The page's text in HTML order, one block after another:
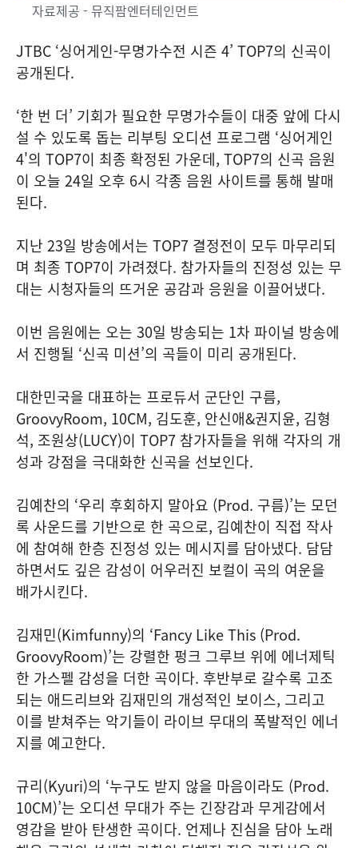
자료제공 - 뮤직팜엔터테인먼트
JTBC ‘싱어게인-무명가수전 시즌 4’ TOP7의 신곡이
공개된다.
‘한 번 더’ 기회가 필요한 무명가수들이 대중 앞에 다시
설 수 있도록 돕는 리부팅 오디션 프로그램 ‘싱어게인
4'의 TOP7이 최종 확정된 가운데, TOP7의 신곡 음원
이 오늘 24일 오후 6시 각종 음원 사이트를 통해 발매
된다.
지난 23일 방송에서는 TOP7 결정전이 모두 마무리되
며 최종 TOP7이 가려졌다. 참가자들의 진정성 있는 무
대는 시청자들의 뜨거운 공감과 응원을 이끌어냈다.
이번 음원에는 오는 30일 방송되는 1차 파이널 방송에
서 진행될 ‘신곡 미션’의 곡들이 미리 공개된다.
대한민국을 대표하는 프로듀서 군단인 구름,
GroovyRoom, 10CM, 김도훈, 안신애&권지윤, 김형
석, 조원상(LUCY)이 TOP7 참가자들을 위해 각자의 개
성과 강점을 극대화한 신곡을 선보인다.
김예찬의 ‘우리 후회하지 말아요 (Prod. 구름)’는 모던
록 사운드를 기반으로 한 곡으로, 김예찬이 직접 작사
에 참여해 한층 진정성 있는 메시지를 담아냈다. 담담
하면서도 깊은 감성이 어우러진 보컬이 곡의 여운을
배가시킨다.
김재민(Kimfunny)의 ‘Fancy Like This (Prod.
GroovyRoom)’는 강렬한 펑크 그루브 위에 에너제틱
한 가스펠 감성을 더한 곡이다. 후반부로 갈수록 고조
되는 애드리브와 김재민의 개성적인 보이스, 그리고
이를 받쳐주는 악기들이 라이브 무대의 폭발적인 에너
지를 예고한다.
규리(Kyuri)의 ‘누구도 받지 않을 마음이라도 (Prod.
10CM)’는 오디션 무대가 주는 긴장감과 무게감에서
영감을 받아 탄생한 곡이다. 언제나 진심을 담아 노래